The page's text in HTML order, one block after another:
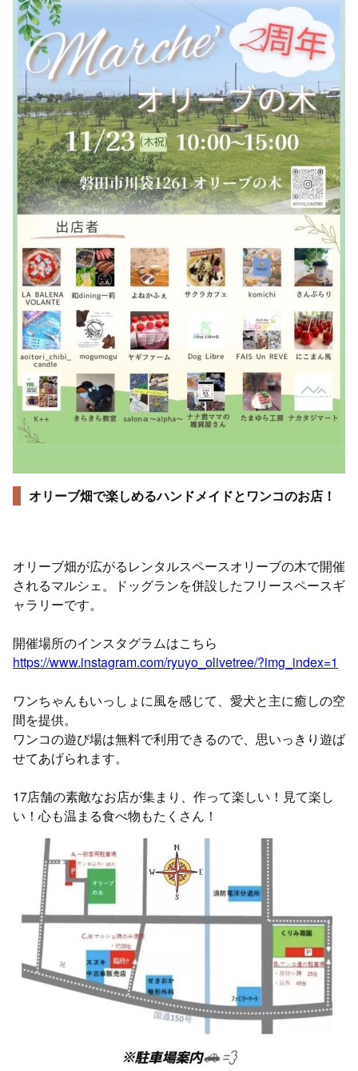
オリーブ畑で楽しめるハンドメイドとワンコのお店！
オリーブ畑が広がるレンタルスペースオリーブの木で開催
されるマルシェ。ドッグランを併設したフリースペースギ
ャラリーです。
開催場所のインスタグラムはこちら
https://www.instagram.com/ryuyo_olivetree/?img_index=1
ワンちゃんもいっしょに風を感じて、愛犬と主に癒しの空
間を提供。
ワンコの遊び場は無料で利用できるので、思いっきり遊ば
せてあげられます。
17店舗の素敵なお店が集まり、作って楽しい！見て楽し
い！心も温まる食べ物もたくさん！